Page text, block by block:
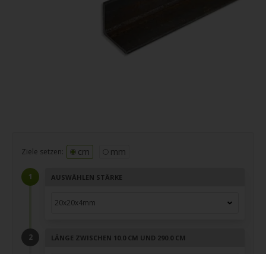
Ziele setzen: cm mm
AUSWÄHLEN STÄRKE
LÄNGE ZWISCHEN 10.0 CM UND 290.0 CM